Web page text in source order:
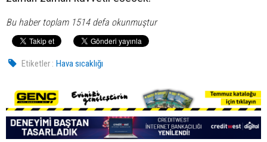
Bu haber toplam 1514 defa okunmuştur
Etiketler : Hava sıcaklığı